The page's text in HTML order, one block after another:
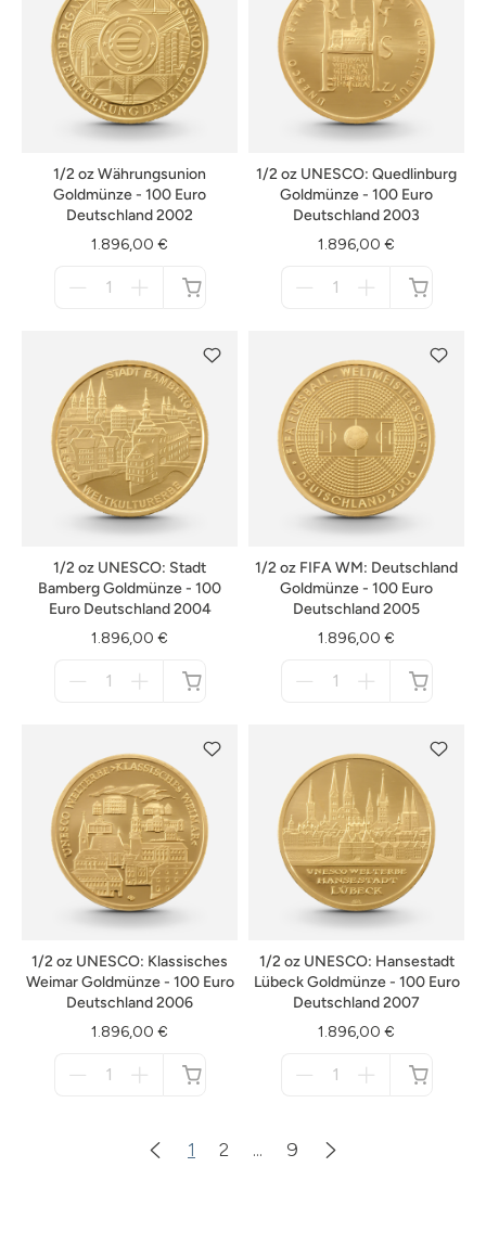
1/2 oz Währungsunion
Goldmünze - 100 Euro
Deutschland 2002
1.896,00 €
1/2 oz UNESCO: Quedlinburg
Goldmünze - 100 Euro
Deutschland 2003
1.896,00 €
1/2 oz UNESCO: Stadt
Bamberg Goldmünze - 100
Euro Deutschland 2004
1.896,00 €
1/2 oz FIFA WM: Deutschland
Goldmünze - 100 Euro
Deutschland 2005
1.896,00 €
1/2 oz UNESCO: Klassisches
Weimar Goldmünze - 100 Euro
Deutschland 2006
1.896,00 €
1/2 oz UNESCO: Hansestadt
Lübeck Goldmünze - 100 Euro
Deutschland 2007
1.896,00 €
1 2 ... 9